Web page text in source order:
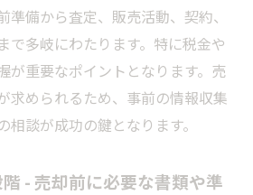
準備から査定、販売活動、契約、
で多岐にわたります。特に税金や
が重要なポイントとなります。売
求められるため、事前の情報収集
談が成功の鍵となります。
- 売却前に必要な書類や準